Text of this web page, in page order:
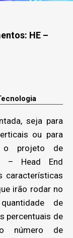
HE –
seja para
ou para
o projeto de
– Head End
características
irão rodar no
de
percentuais de
número de